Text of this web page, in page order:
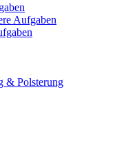
Aufgaben
& Polsterung